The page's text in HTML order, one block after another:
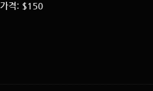
가격: $150